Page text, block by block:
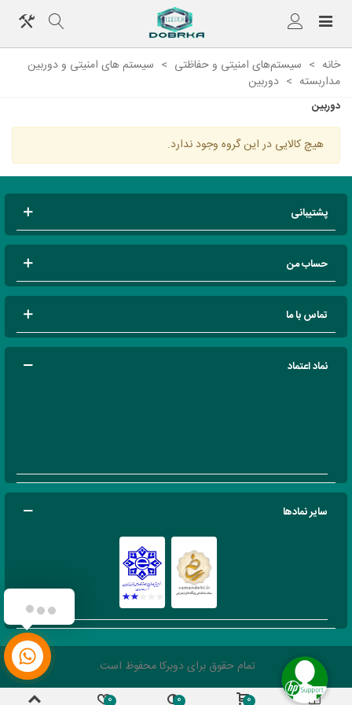
خانه > سیستم‌های امنیتی و حفاظتی > سیستم های امنیتی و دوربین
مداربسته > دوربین
دوربین
هیچ کالایی در این گروه وجود ندارد.
پشتیبانی
حساب من
تماس با ما
نماد اعتماد
سایر نمادها
تمام حقوق برای دوبرکا محفوظ است.
0
0
0